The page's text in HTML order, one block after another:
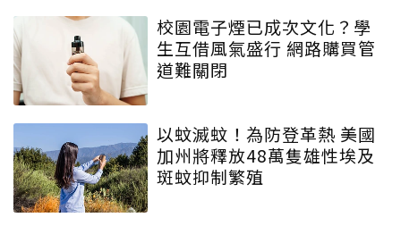
校園電子煙已成次文化？學
生互借風氣盛行 網路購買管
道難關閉
以蚊滅蚊！為防登革熱 美國
加州將釋放48萬隻雄性埃及
斑蚊抑制繁殖